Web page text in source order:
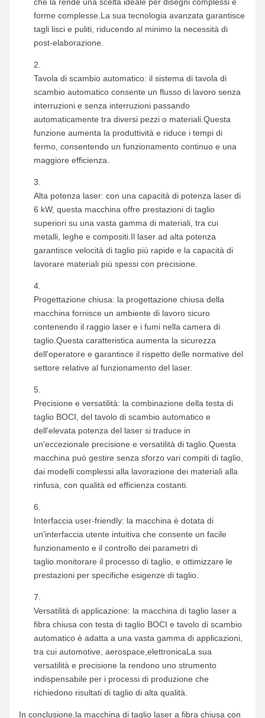
forme complesse.La sua tecnologia avanzata garantisce
tagli lisci e puliti, riducendo al minimo la necessità di
post-elaborazione.
Tavola di scambio automatico: il sistema di tavola di
scambio automatico consente un flusso di lavoro senza
interruzioni e senza interruzioni passando
automaticamente tra diversi pezzi o materiali.Questa
funzione aumenta la produttività e riduce i tempi di
fermo, consentendo un funzionamento continuo e una
maggiore efficienza.
Alta potenza laser: con una capacità di potenza laser di
6 kW, questa macchina offre prestazioni di taglio
superiori su una vasta gamma di materiali, tra cui
metalli, leghe e compositi.Il laser ad alta potenza
garantisce velocità di taglio più rapide e la capacità di
lavorare materiali più spessi con precisione.
Progettazione chiusa: la progettazione chiusa della
macchina fornisce un ambiente di lavoro sicuro
contenendo il raggio laser e i fumi nella camera di
taglio.Questa caratteristica aumenta la sicurezza
dell'operatore e garantisce il rispetto delle normative del
settore relative al funzionamento del laser.
Precisione e versatilità: la combinazione della testa di
taglio BOCI, del tavolo di scambio automatico e
dell'elevata potenza del laser si traduce in
un'eccezionale precisione e versatilità di taglio.Questa
macchina può gestire senza sforzo vari compiti di taglio,
dai modelli complessi alla lavorazione dei materiali alla
rinfusa, con qualità ed efficienza costanti.
Interfaccia user-friendly: la macchina è dotata di
un'interfaccia utente intuitiva che consente un facile
funzionamento e il controllo dei parametri di
taglio.monitorare il processo di taglio, e ottimizzare le
prestazioni per specifiche esigenze di taglio.
Versatilità di applicazione: la macchina di taglio laser a
fibra chiusa con testa di taglio BOCI e tavolo di scambio
automatico è adatta a una vasta gamma di applicazioni,
tra cui automotive, aerospace,elettronicaLa sua
versatilità e precisione la rendono uno strumento
indispensabile per i processi di produzione che
richiedono risultati di taglio di alta qualità.
In conclusione,la macchina di taglio laser a fibra chiusa con